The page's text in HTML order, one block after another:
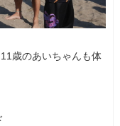
歳のあいちゃんも体